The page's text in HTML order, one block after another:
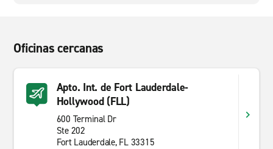
Oficinas cercanas
Apto. Int. de Fort Lauderdale-
Hollywood (FLL)
600 Terminal Dr
Ste 202
Fort Lauderdale, FL 33315